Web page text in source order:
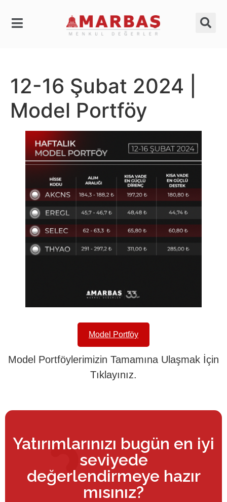
12-16 Şubat 2024 |
Model Portföy
Model Portföy
Model Portföylerimizin Tamamına Ulaşmak İçin
Tıklayınız.
Yatırımlarınızı bugün en iyi
seviyede
değerlendirmeye hazır
mısınız?